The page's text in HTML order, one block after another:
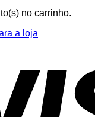
no carrinho.
a loja